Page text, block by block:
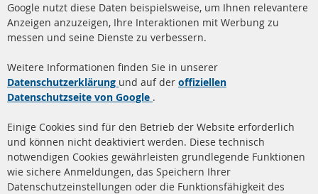
facebook
instagram
Quick Links
Dieselpartikelfilter (DPF)
Dieselpartikelfilter
Katalysator (KAT)
Sensoren
FAQ
Kundenservice
Über uns
Versandkosten
Kontakt
Vertrag widerrufen
Google nutzt diese Daten beispielsweise, um Ihnen relevantere
Anzeigen anzuzeigen, Ihre Interaktionen mit Werbung zu
messen und seine Dienste zu verbessern.
Weitere Informationen finden Sie in unserer
Datenschutzerklärung und auf der offiziellen
Datenschutzseite von Google .
Einige Cookies sind für den Betrieb der Website erforderlich
und können nicht deaktiviert werden. Diese technisch
notwendigen Cookies gewährleisten grundlegende Funktionen
wie sichere Anmeldungen, das Speichern Ihrer
Datenschutzeinstellungen oder die Funktionsfähigkeit des